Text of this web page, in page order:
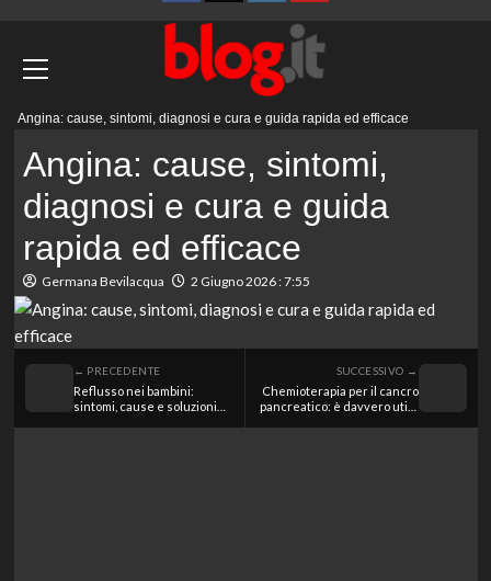
Angina: cause, sintomi, diagnosi e cura e guida rapida ed efficace
Angina: cause, sintomi,
diagnosi e cura e guida
rapida ed efficace
Germana Bevilacqua 2 Giugno 2026 : 7:55
← PRECEDENTE
Reflusso nei bambini:
sintomi, cause e soluzioni
SUCCESSIVO →
Chemioterapia per il cancro
pancreatico: è davvero utile